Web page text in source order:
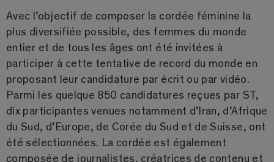
Avec l’objectif de composer la cordée féminine la
plus diversifiée possible, des femmes du monde
entier et de tous les âges ont été invitées à
participer à cette tentative de record du monde en
proposant leur candidature par écrit ou par vidéo.
Parmi les quelque 850 candidatures reçues par ST,
dix participantes venues notamment d’Iran, d’Afrique
du Sud, d’Europe, de Corée du Sud et de Suisse, ont
été sélectionnées. La cordée est également
composée de journalistes, créatrices de contenu et